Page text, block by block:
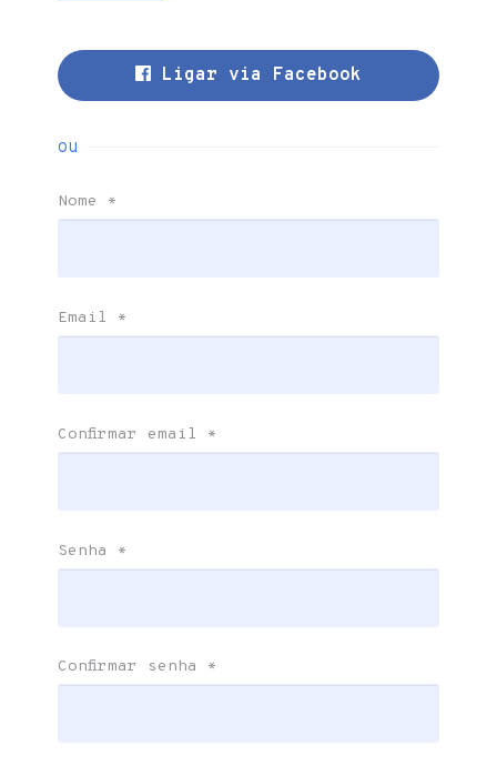
Ligar via Facebook
ou
Nome *
Email *
Confirmar email *
Senha *
Confirmar senha *